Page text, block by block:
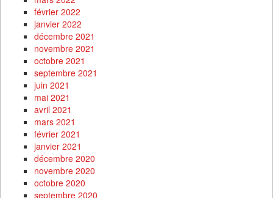
février 2022
janvier 2022
décembre 2021
novembre 2021
octobre 2021
septembre 2021
juin 2021
mai 2021
avril 2021
mars 2021
février 2021
janvier 2021
décembre 2020
novembre 2020
octobre 2020
septembre 2020